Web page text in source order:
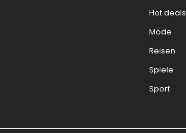
Hot deals
Mode
Reisen
Spiele
Sport